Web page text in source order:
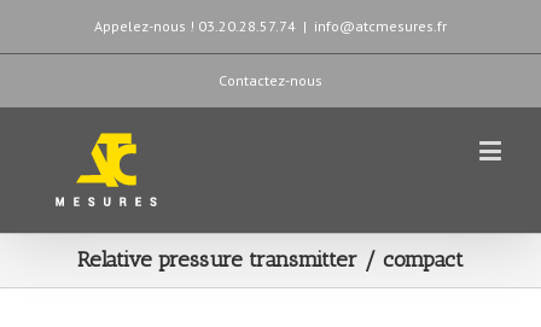
Appelez-nous ! 03.20.28.57.74 | info@atcmesures.fr
Contactez-nous
Relative pressure transmitter / compact